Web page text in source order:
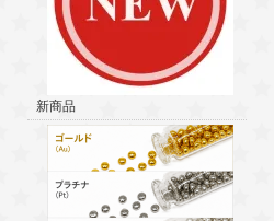
新商品